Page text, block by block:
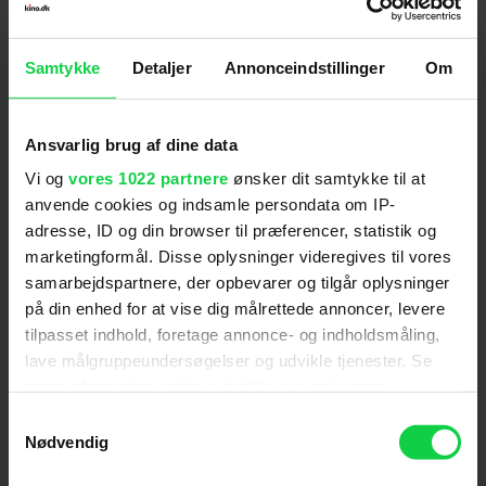
Samtykke Detaljer Annonceindstillinger Om
Ansvarlig brug af dine data
Vi og vores 1022 partnere ønsker dit samtykke til at
anvende cookies og indsamle persondata om IP-
adresse, ID og din browser til præferencer, statistik og
marketingformål. Disse oplysninger videregives til vores
samarbejdspartnere, der opbevarer og tilgår oplysninger
på din enhed for at vise dig målrettede annoncer, levere
tilpasset indhold, foretage annonce- og indholdsmåling,
lave målgruppeundersøgelser og udvikle tjenester. Se
tilbage eller ændre indstillinger fra vores
"Cookiedeklaration", eller ved at trykke på "Privacy
Nødvendig